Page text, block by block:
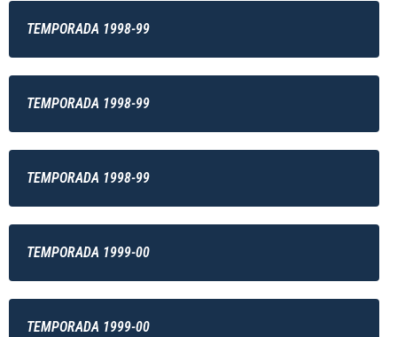
TEMPORADA 1998-99
TEMPORADA 1998-99
TEMPORADA 1998-99
TEMPORADA 1999-00
TEMPORADA 1999-00